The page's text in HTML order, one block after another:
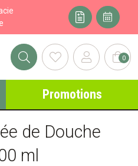
Votre export 0
Promotions
de Douche
ml